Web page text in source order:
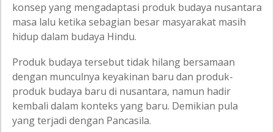
konsep yang mengadaptasi produk budaya nusantara
masa lalu ketika sebagian besar masyarakat masih
hidup dalam budaya Hindu.
Produk budaya tersebut tidak hilang bersamaan
dengan munculnya keyakinan baru dan produk-
produk budaya baru di nusantara, namun hadir
kembali dalam konteks yang baru. Demikian pula
yang terjadi dengan Pancasila.